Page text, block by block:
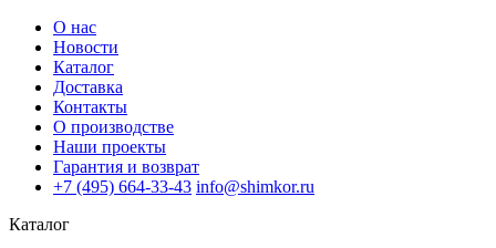
О нас
Новости
Каталог
Доставка
Контакты
О производстве
Наши проекты
Гарантия и возврат
+7 (495) 664-33-43 info@shimkor.ru
Каталог